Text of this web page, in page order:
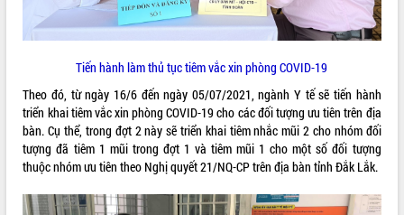
Tiến hành làm thủ tục tiêm vắc xin phòng COVID-19
Theo đó, từ ngày 16/6 đến ngày 05/07/2021, ngành Y tế sẽ tiến hành
triển khai tiêm vắc xin phòng COVID-19 cho các đối tượng ưu tiên trên địa
bàn. Cụ thể, trong đợt 2 này sẽ triển khai tiêm nhắc mũi 2 cho nhóm đối
tượng đã tiêm 1 mũi trong đợt 1 và tiêm mũi 1 cho một số đối tượng
thuộc nhóm ưu tiên theo Nghị quyết 21/NQ-CP trên địa bàn tỉnh Đắk Lắk.